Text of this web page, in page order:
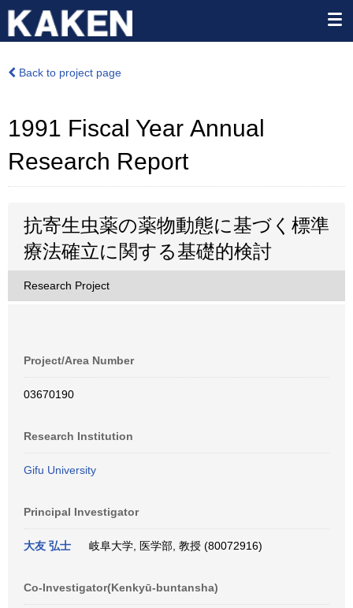
Back to project page
1991 Fiscal Year Annual
Research Report
抗寄生虫薬の薬物動態に基づく標準
療法確立に関する基礎的検討
Research Project
Project/Area Number
03670190
Research Institution
Gifu University
Principal Investigator
大友 弘士 岐阜大学, 医学部, 教授 (80072916)
Co-Investigator(Kenkyū-buntansha)